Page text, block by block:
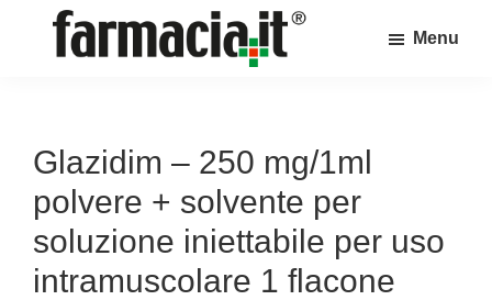
sul
mondo
della
farmacia
online
Menu
Glazidim – 250 mg/1ml
polvere + solvente per
soluzione iniettabile per uso
intramuscolare 1 flacone